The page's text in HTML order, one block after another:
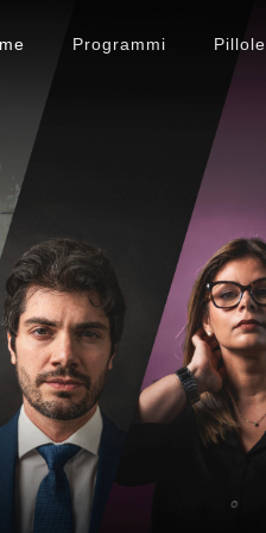
Programmi Pillole